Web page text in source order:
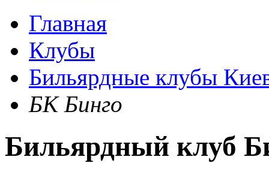
Главная
Клубы
Бильярдные клубы
БК Бинго
Бильярдный клуб